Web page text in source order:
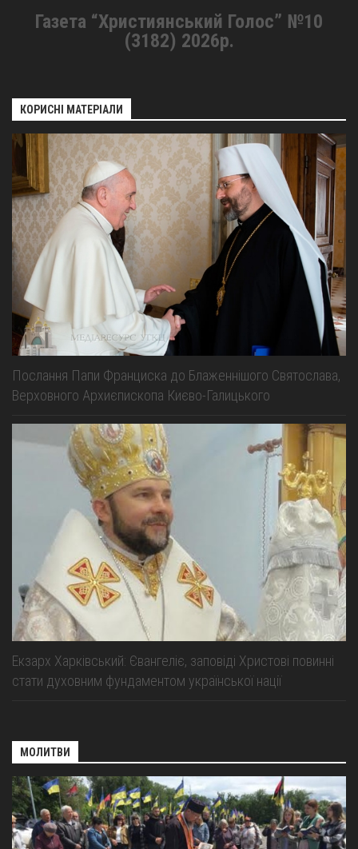
Газета “Християнський Голос” №10
(3182) 2026р.
КОРИСНІ МАТЕРІАЛИ
Послання Папи Франциска до Блаженнішого Святослава,
Верховного Архиєпископа Києво-Галицького
Екзарх Харківський: Євангеліє, заповіді Христові повинні
стати духовним фундаментом української нації
МОЛИТВИ